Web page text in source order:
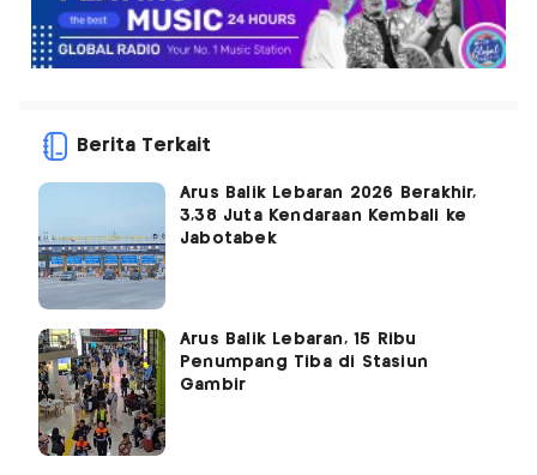
Berita Terkait
Arus Balik Lebaran 2026 Berakhir,
3,38 Juta Kendaraan Kembali ke
Jabotabek
Arus Balik Lebaran, 15 Ribu
Penumpang Tiba di Stasiun
Gambir